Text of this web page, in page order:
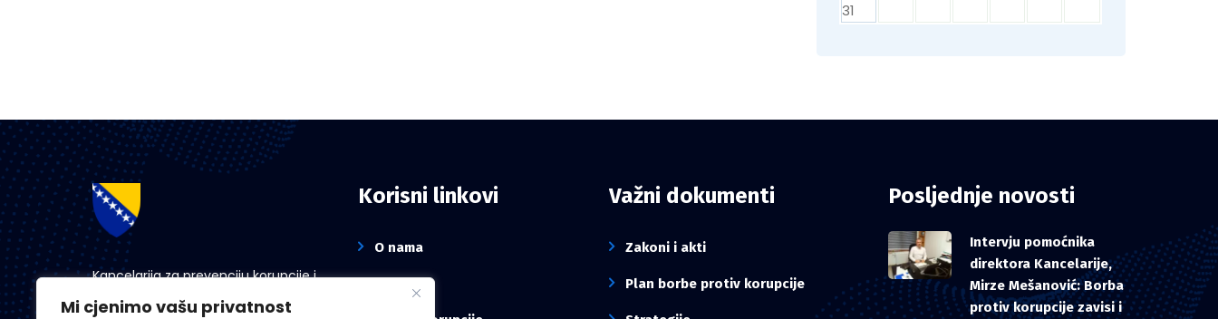
Mi cjenimo vašu privatnost
31
Kancelarija za prevenciju korupcije i
koordinaciju aktivnosti na suzbijanju
Korisni linkovi
O nama
Važni dokumenti
Zakoni i akti
Plan borbe protiv korupcije
Posljednje novosti
Intervju pomoćnika
direktora Kancelarije,
Mirze Mešanović: Borba
protiv korupcije zavisi i